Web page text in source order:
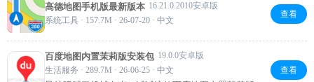
高德地图手机版最新版本 16.21.0.2010安卓版
系统工具 · 157.7M · 26-07-20 · 中文
查看
百度地图内置茉莉版安装包 19.0.0安卓版
生活服务 · 289.7M · 26-06-25 · 中文
查看